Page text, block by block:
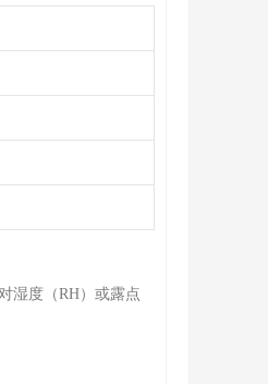
湿度（RH）或露点